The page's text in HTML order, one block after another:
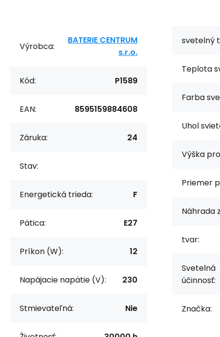
Výrobca:
BATERIE CENTRUM
s.r.o.
Kód: P1589
EAN: 8595159884608
Záruka: 24
Stav:
Energetická trieda: F
Pätica: E27
Príkon (W): 12
Napájacie napätie (V): 230
Stmievateľná: Nie
svetelný
Teplota
Farba
Uhol
Výška
Priemer
Náhrada
tvar:
Svetelná
účinnosť:
Značka: